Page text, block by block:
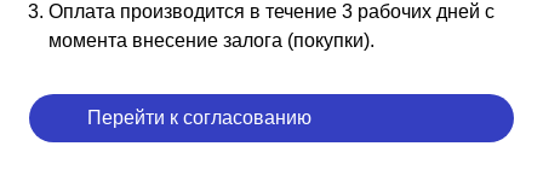
Оплата производится в течение 3 рабочих дней с
момента внесение залога (покупки).
Перейти к согласованию